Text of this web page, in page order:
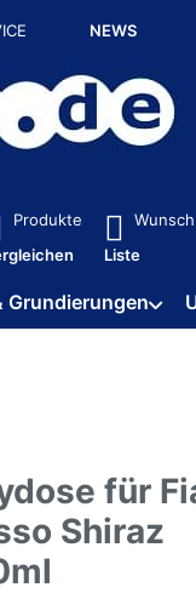
NEWS
Drücken
Produkte
Wunsch
Liste
Grundierungen
für
Shiraz